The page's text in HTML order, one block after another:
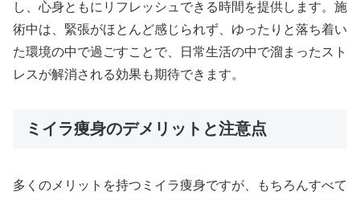
し、心身ともにリフレッシュできる時間を提供します。施
術中は、緊張がほとんど感じられず、ゆったりと落ち着い
た環境の中で過ごすことで、日常生活の中で溜まったスト
レスが解消される効果も期待できます。
ミイラ痩身のデメリットと注意点
多くのメリットを持つミイラ痩身ですが、もちろんすべて